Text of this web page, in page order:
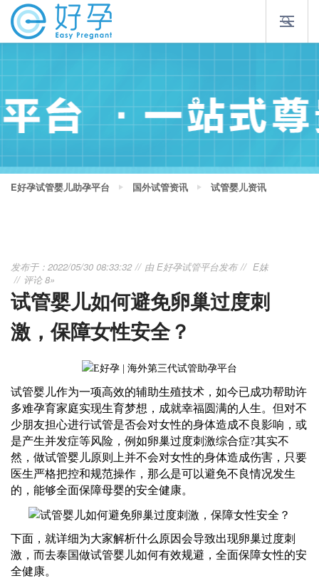
E好孕试管婴儿助孕平台 国外试管资讯 试管婴儿资讯
发布于：2022/05/30 08:33:32 由E好孕试管平台发布
E妹
评论 8»
试管婴儿如何避免卵巢过度刺
激，保障女性安全？
试管婴儿作为一项高效的辅助生殖技术，如今已成功帮助许
多难孕育家庭实现生育梦想，成就幸福圆满的人生。但对不
少朋友担心进行试管是否会对女性的身体造成不良影响，或
是产生并发症等风险，例如卵巢过度刺激综合症?其实不
然，做试管婴儿原则上并不会对女性的身体造成伤害，只要
医生严格把控和规范操作，那么是可以避免不良情况发生
的，能够全面保障母婴的安全健康。
下面，就详细为大家解析什么原因会导致出现卵巢过度刺
激，而去泰国做试管婴儿如何有效规避，全面保障女性的安
全健康。